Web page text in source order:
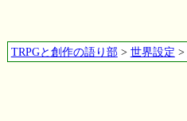
TRPGと創作の語り部> 世界設定 >